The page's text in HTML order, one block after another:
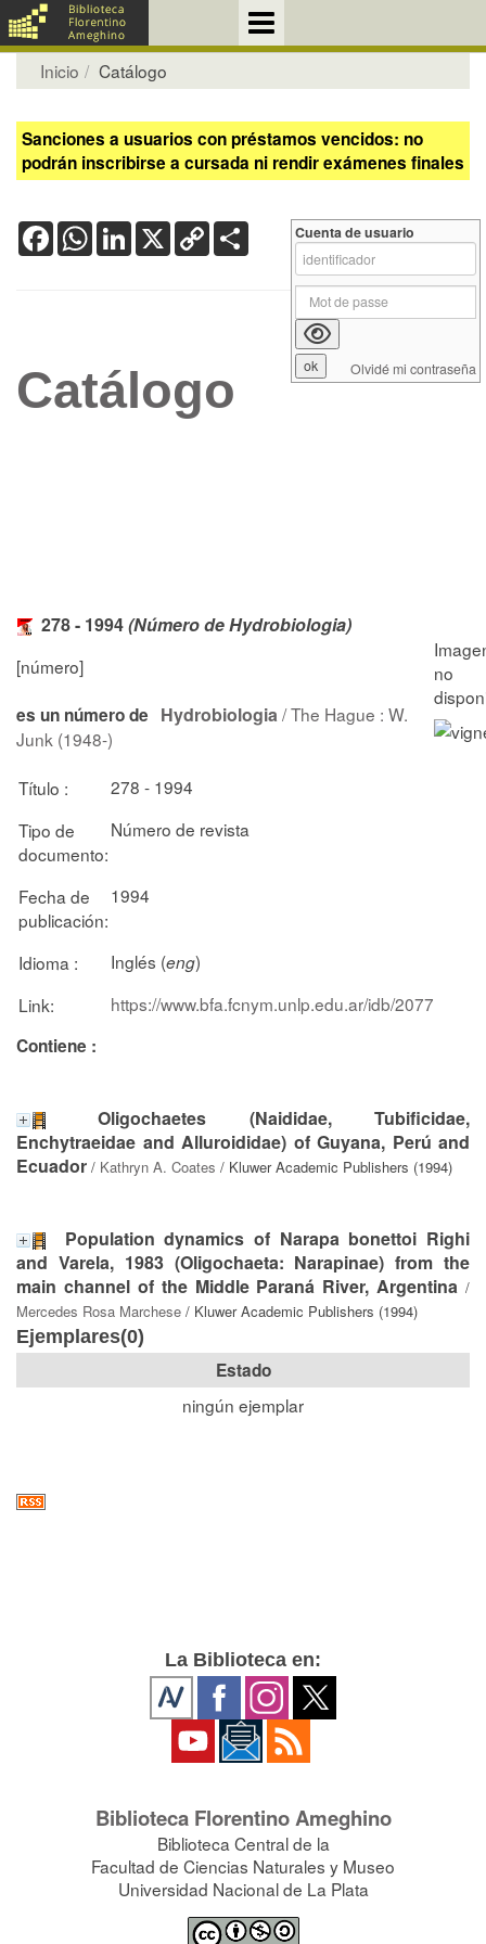
Inicio Catálogo
Sanciones a usuarios con préstamos vencidos: no
podrán inscribirse a cursada ni rendir exámenes finales
FacebookWhatsApp
LinkedIn
X Copy
Link
Catálogo
278 - 1994(Número de Hydrobiologia)
[número]
es un número de Hydrobiologia / The Hague : W.
Junk (1948-)
Título :
278 - 1994
Tipo de
documento:
Número de revista
Fecha de
publicación:
1994
Idioma : Inglés (eng)
Link:
https://www.bfa.fcnym.unlp.edu.ar/idb/2077
Contiene :
Oligochaetes (Naididae, Tubificidae,
Enchytraeidae and Alluroididae) of Guyana, Perú and
Ecuador / Kathryn A. Coates / Kluwer Academic Publishers (1994)
Population dynamics of Narapa bonettoi Righi
and Varela, 1983 (Oligochaeta: Narapinae) from the
main channel of the Middle Paraná River, Argentina /
Mercedes Rosa Marchese / Kluwer Academic Publishers (1994)
Ejemplares(0)
Estado
ningún ejemplar
Cuenta de usuario
Olvidé mi contraseña
La Biblioteca en:
Biblioteca Florentino Ameghino
Biblioteca Central de la
Facultad de Ciencias Naturales y Museo
Universidad Nacional de La Plata